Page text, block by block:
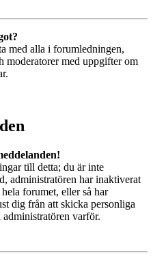
med alla i forumledningen,
moderatorer med uppgifter om
till detta; du är inte
administratören har inaktiverat
forumet, eller så har
dig från att skicka personliga
varför.